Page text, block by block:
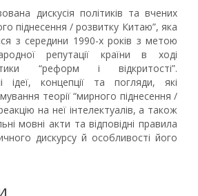
дискусія політиків та вчених
піднесення / розвитку Китаю”, яка
з середини 1990-х років з метою
репутації країни в ході
“реформ і відкритості”.
ідеї, концепції та погляди, які
теорії “мирного піднесення /
на неї інтелектуалів, а також
мовні акти та відповідні правила
дискурсу й особливості його